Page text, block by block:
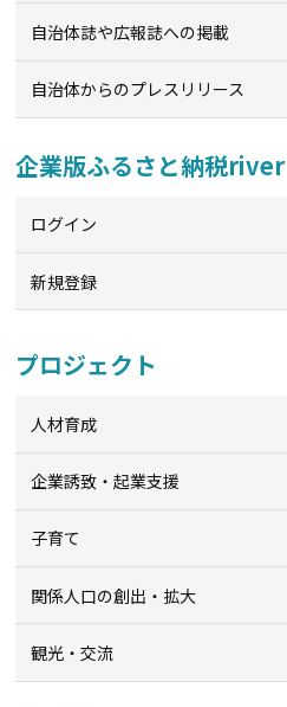
自治体誌や広報誌への掲載
自治体からのプレスリリース
企業版ふるさと納税river
ログイン
新規登録
プロジェクト
人材育成
企業誘致・起業支援
子育て
関係人口の創出・拡大
観光・交流